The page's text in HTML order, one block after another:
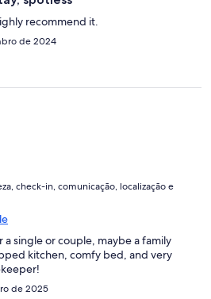
recommend it.
de 2024
check-in, comunicação, localização e
a single or couple, maybe a family
kitchen, comfy bed, and very
de 2025